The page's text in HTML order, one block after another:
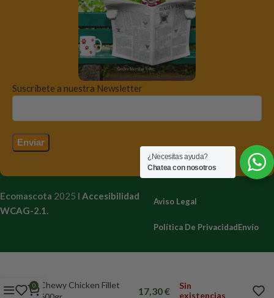
Suscríbete a nuestra Newsletter
Ecomascota 2025 I Accesibilidad
WCAG-2.1.
Aviso Legal
Política De PrivacidadEnvío
Chewy Chicken Fillet
17,30€
Sin
existencias
¿Necesitas ayuda?
Chatea con nosotros
0